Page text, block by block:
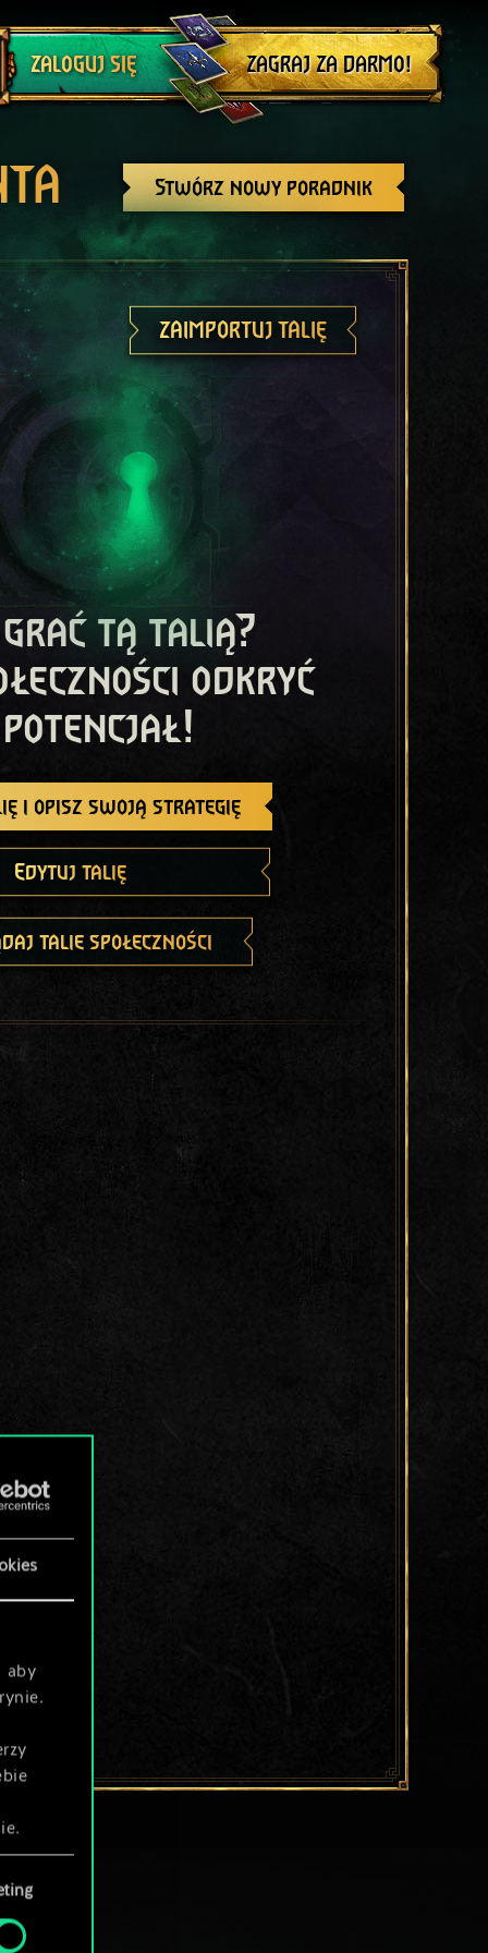
aby
ZALOGUJ SIĘ
Wyloguj się
ZAGRAJ ZA DARMO!
Stwórz nowy poradnik
ZAIMPORTUJ TALIĘ
grać tą talią?
odkryć
i opisz swoją strategię
Edytuj talię
talie społeczności